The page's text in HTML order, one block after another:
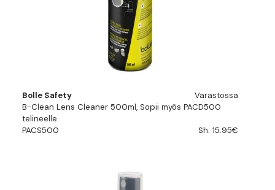
Bolle Safety
Varastossa
B-Clean Lens Cleaner 500ml, Sopii myös PACD500
telineelle
PACS500
Sh. 15.95€